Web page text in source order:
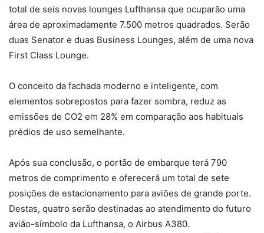
total de seis novas lounges Lufthansa que ocuparão uma
área de aproximadamente 7.500 metros quadrados. Serão
duas Senator e duas Business Lounges, além de uma nova
First Class Lounge.
O conceito da fachada moderno e inteligente, com
elementos sobrepostos para fazer sombra, reduz as
emissões de CO2 em 28% em comparação aos habituais
prédios de uso semelhante.
Após sua conclusão, o portão de embarque terá 790
metros de comprimento e oferecerá um total de sete
posições de estacionamento para aviões de grande porte.
Destas, quatro serão destinadas ao atendimento do futuro
avião-símbolo da Lufthansa, o Airbus A380.